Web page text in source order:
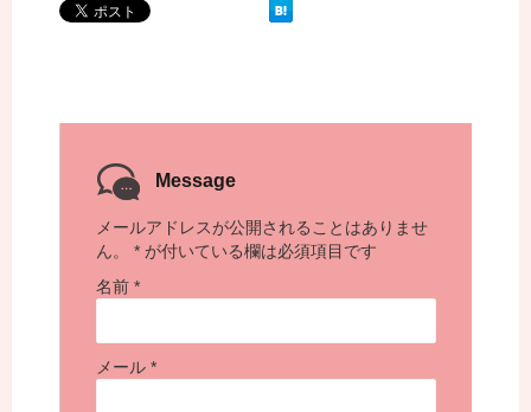
Message
メールアドレスが公開されることはありませ
ん。
* が付いている欄は必須項目です
名前 *
メール *